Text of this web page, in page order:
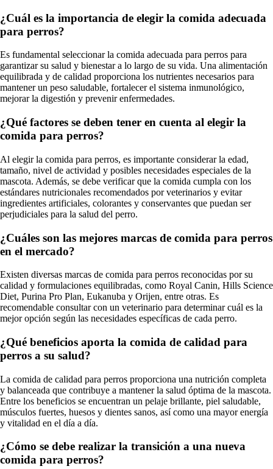
¿Cuál es la importancia de elegir la comida adecuada
para perros?
Es fundamental seleccionar la comida adecuada para perros para
garantizar su salud y bienestar a lo largo de su vida. Una alimentación
equilibrada y de calidad proporciona los nutrientes necesarios para
mantener un peso saludable, fortalecer el sistema inmunológico,
mejorar la digestión y prevenir enfermedades.
¿Qué factores se deben tener en cuenta al elegir la
comida para perros?
Al elegir la comida para perros, es importante considerar la edad,
tamaño, nivel de actividad y posibles necesidades especiales de la
mascota. Además, se debe verificar que la comida cumpla con los
estándares nutricionales recomendados por veterinarios y evitar
ingredientes artificiales, colorantes y conservantes que puedan ser
perjudiciales para la salud del perro.
¿Cuáles son las mejores marcas de comida para perros
en el mercado?
Existen diversas marcas de comida para perros reconocidas por su
calidad y formulaciones equilibradas, como Royal Canin, Hills Science
Diet, Purina Pro Plan, Eukanuba y Orijen, entre otras. Es
recomendable consultar con un veterinario para determinar cuál es la
mejor opción según las necesidades específicas de cada perro.
¿Qué beneficios aporta la comida de calidad para
perros a su salud?
La comida de calidad para perros proporciona una nutrición completa
y balanceada que contribuye a mantener la salud óptima de la mascota.
Entre los beneficios se encuentran un pelaje brillante, piel saludable,
músculos fuertes, huesos y dientes sanos, así como una mayor energía
y vitalidad en el día a día.
¿Cómo se debe realizar la transición a una nueva
comida para perros?